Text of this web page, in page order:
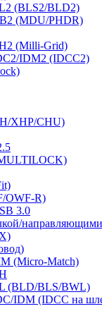
(BLS2/BLD2)
(MDU/PHDR)
(Milli-Grid)
IDM2 (IDCC2)
XHP/CHU)
OWF-R)
3.0
(Micro-Match)
(BLD/BLS/BWL)
IDM (IDCC на